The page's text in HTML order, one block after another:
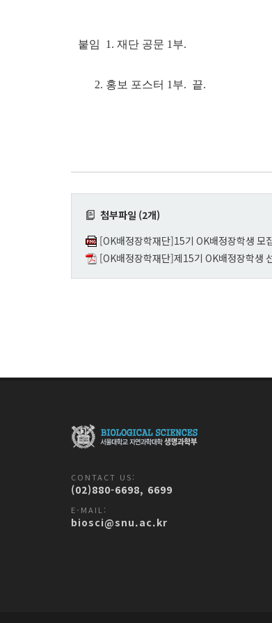
붙임 1. 재단 공문 1부.
2. 홍보 포스터 1부. 끝.
첨부파일 (2개)
[OK배정장학재단]15기 OK배정장학생 모
[OK배정장학재단]제15기 OK배정장학생
CONTACT US:
(02)880-6698, 6699
E-MAIL:
biosci@snu.ac.kr